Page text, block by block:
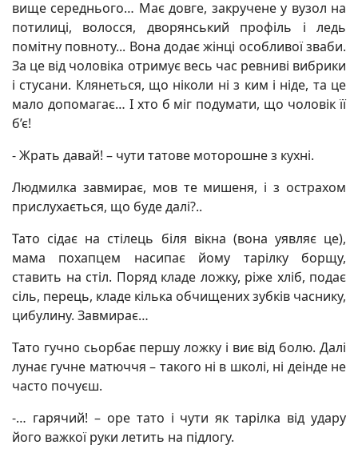
вище середнього… Має довге, закручене у вузол на
потилиці, волосся, дворянський профіль і ледь
помітну повноту... Вона додає жінці особливої зваби.
За це від чоловіка отримує весь час ревниві вибрики
і стусани. Клянеться, що ніколи ні з ким і ніде, та це
мало допомагає… І хто б міг подумати, що чоловік її
б’є!
- Жрать давай! – чути татове моторошне з кухні.
Людмилка завмирає, мов те мишеня, і з острахом
прислухається, що буде далі?..
Тато сідає на стілець біля вікна (вона уявляє це),
мама похапцем насипає йому тарілку борщу,
ставить на стіл. Поряд кладе ложку, ріже хліб, подає
сіль, перець, кладе кілька обчищених зубків часнику,
цибулину. Завмирає…
Тато гучно сьорбає першу ложку і виє від болю. Далі
лунає гучне матюччя – такого ні в школі, ні деінде не
часто почуєш.
-… гарячий! – оре тато і чути як тарілка від удару
його важкої руки летить на підлогу.